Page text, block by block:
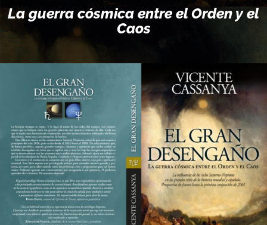
La guerra cósmica entre el Orden y el
Caos